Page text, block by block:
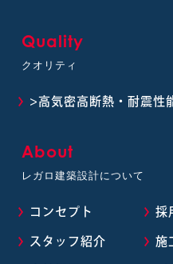
Quality
クオリティ
>高気密高断熱・耐震性
About
レガロ建築設計について
コンセプト 採
スタッフ紹介 施